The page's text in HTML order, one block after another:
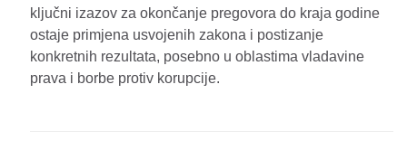
ključni izazov za okončanje pregovora do kraja godine
ostaje primjena usvojenih zakona i postizanje
konkretnih rezultata, posebno u oblastima vladavine
prava i borbe protiv korupcije.